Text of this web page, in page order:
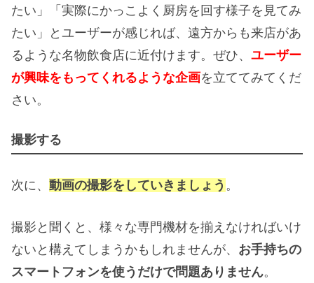
たい」「実際にかっこよく厨房を回す様子を見てみ
たい」とユーザーが感じれば、遠方からも来店があ
るような名物飲食店に近付けます。ぜひ、 ユーザー
が興味をもってくれるような企画を立ててみてくだ
さい。
撮影する
次に、 動画の撮影をしていきましょう 。
撮影と聞くと、様々な専門機材を揃えなければいけ
ないと構えてしまうかもしれませんが、 お手持ちの
スマートフォンを使うだけで問題ありません。